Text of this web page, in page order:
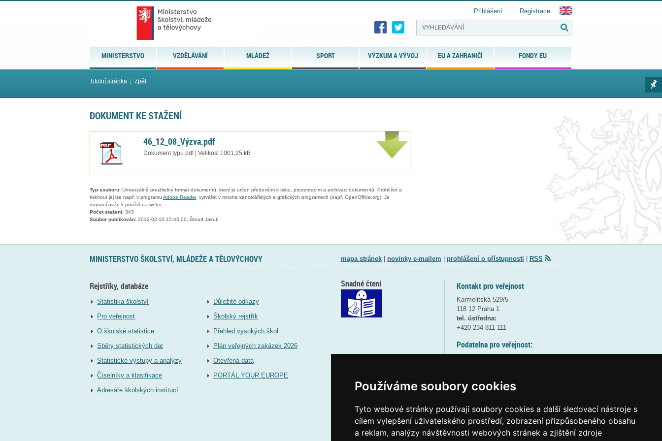
Používáme soubory cookies
Tyto webové stránky používají soubory cookies a další sledovací nástroje s
cílem vylepšení uživatelského prostředí, zobrazení přizpůsobeného obsahu
a reklam, analýzy návštěvnosti webových stránek a zjištění zdroje
MINISTERSTVO VZDĚLÁVÁNÍ MLÁDEŽ SPORT VÝZKUM A VÝVOJ EU A ZAHRANIČÍ FONDY EU
Přihlášení Registrace
Titulní stránka Zpět
DOKUMENT KE STAŽENÍ
46_12_08_Výzva.pdf
Dokument typu pdf | Velikost 1001,25 kB
Typ souboru: Univerzálně použitelný formát dokumentů, který je určen především k tisku, prezentacím a archivaci dokumentů. Prohlížet a
tisknout jej lze např. v programu Adobe Reader, vytvářet v mnoha kancelářských a grafických programech (např. OpenOffice.org). Je
doporučován k použití na webu.
Počet stažení: 343
Soubor publikován: 2012-02-10 15:45:00, Štoud Jakub
MINISTERSTVO ŠKOLSTVÍ, MLÁDEŽE A TĚLOVÝCHOVY mapa stránek| novinky e-mailem prohlášení o přístupnosti RSS
Rejstříky, databáze
Statistika školství
Pro veřejnost
O školské statistice
Sběry statistických dat
Statistické výstupy a analýzy
Číselníky a klasifikace
Adresáře školských institucí
Důležité odkazy
Školský rejstřík
Přehled vysokých škol
Plán veřejných zakázek 2026
Otevřená data
PORTÁL YOUR EUROPE
Kontakt pro veřejnost
Karmelitská 529/5
118 12 Praha 1
tel. ústředna:
+420 234 811 111
Podatelna pro veřejnost:
(více informací
Elektronická podatelna:
posta@msmtgov cz
Snadné čtení